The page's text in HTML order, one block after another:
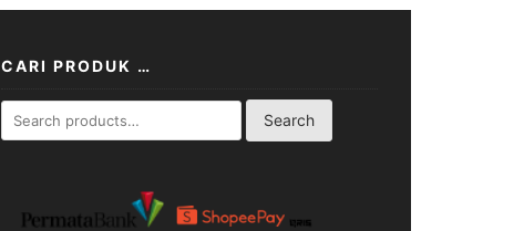
CARI PRODUK …
for:
Search